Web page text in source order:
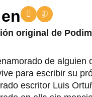
A
p
l
I
c
n
o
d
i
m
o
n original de
de alguien
para escribir su
escritor Luis